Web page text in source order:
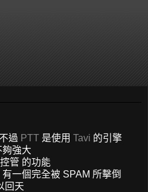
不過 PTT 是使用 Tavi 的引擎
夠強大
管 的功能
一個完全被 SPAM 所擊倒
回天